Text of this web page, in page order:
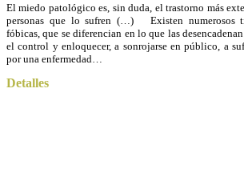
El miedo patológico es, sin duda, el trastorno más
personas que lo sufren (…) Existen numerosos
fóbicas, que se diferencian en lo que las
el control y enloquecer, a sonrojarse en público, a
por una enfermedad…
Detalles